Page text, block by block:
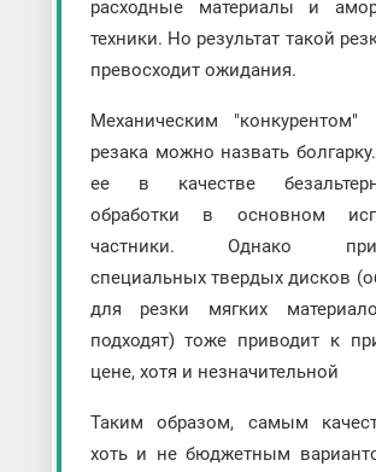
расходные материалы и
техники. Но результат такой
превосходит ожидания.
Механическим "конкурентом"
резака можно назвать
ее в качестве
обработки в основном
частники. Однако
специальных твердых дисков
для резки мягких
подходят) тоже приводит к
цене, хотя и незначительной
Таким образом, самым
хоть и не бюджетным